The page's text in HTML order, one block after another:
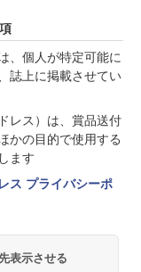
、個人が特定可能に
誌上に掲載させてい
レス）は、賞品送付
かの目的で使用する
ます
ス プライバシーポ
表示させる